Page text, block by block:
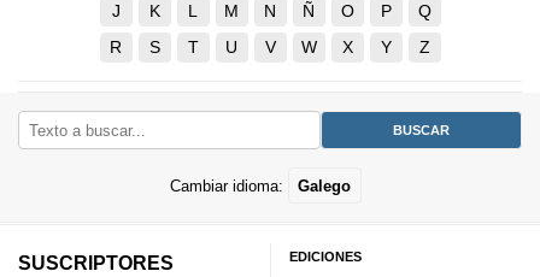
J
K L M N Ñ O P
Q
R
S T U V W X Y Z
Cambiar idioma: Galego
SUSCRIPTORES
EDICIONES